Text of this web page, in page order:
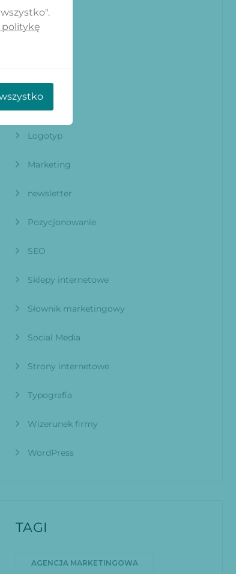
Grafik
Logotyp
Marketing
newsletter
Pozycjonowanie
SEO
Sklepy internetowe
Słownik marketingowy
Social Media
Strony internetowe
Typografia
Wizerunek firmy
WordPress
TAGI
AGENCJA MARKETINGOWA
politykę